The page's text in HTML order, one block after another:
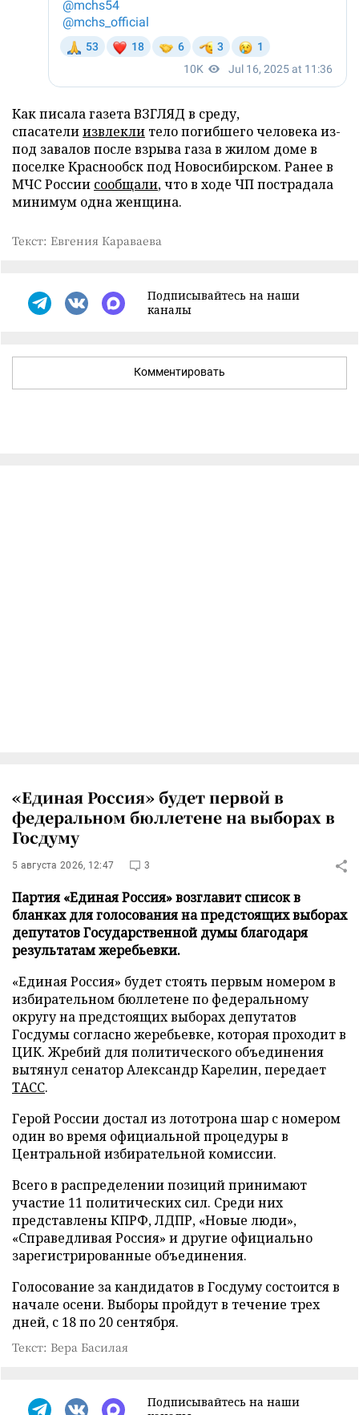
Как писала газета ВЗГЛЯД в среду,
спасателиизвлекли тело погибшего человека из-
под завалов после взрыва газа в жилом доме в
поселке Краснообск под Новосибирском. Ранее в
МЧС России сообщали, что в ходе ЧП пострадала
минимум одна женщина.
Текст: Евгения Караваева
Подписывайтесь на наши
каналы
Комментировать
«Единая Россия» будет первой в
федеральном бюллетене на выборах в
Госдуму
5 августа 2026, 12:47 3
Партия «Единая Россия» возглавит список в
бланках для голосования на предстоящих выборах
депутатов Государственной думы благодаря
результатам жеребьевки.
«Единая Россия» будет стоять первым номером в
избирательном бюллетене по федеральному
округу на предстоящих выборах депутатов
Госдумы согласно жеребьевке, которая проходит в
ЦИК. Жребий для политического объединения
вытянул сенатор Александр Карелин, передает
ТАСС.
Герой России достал из лототрона шар с номером
один во время официальной процедуры в
Центральной избирательной комиссии.
Всего в распределении позиций принимают
участие 11 политических сил. Среди них
представлены КПРФ, ЛДПР, «Новые люди»,
«Справедливая Россия» и другие официально
зарегистрированные объединения.
Голосование за кандидатов в Госдуму состоится в
начале осени. Выборы пройдут в течение трех
дней, с 18 по 20 сентября.
Текст: Вера Басилая
Подписывайтесь на наши